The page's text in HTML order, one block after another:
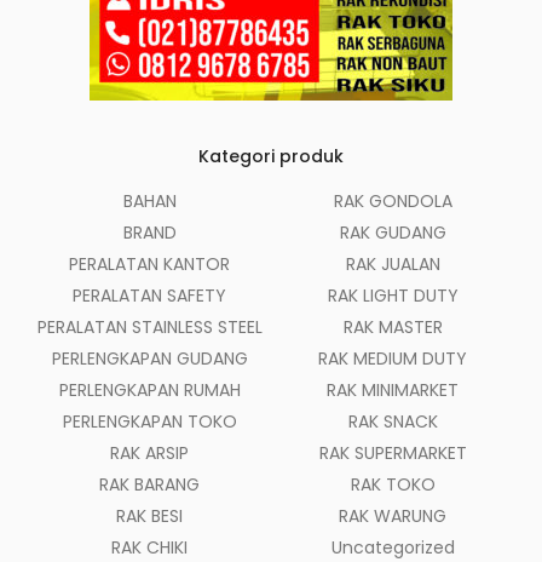
Kategori produk
BAHAN
BRAND
PERALATAN KANTOR
PERALATAN SAFETY
PERALATAN STAINLESS STEEL
PERLENGKAPAN GUDANG
PERLENGKAPAN RUMAH
PERLENGKAPAN TOKO
RAK ARSIP
RAK BARANG
RAK BESI
RAK CHIKI
RAK GONDOLA
RAK GUDANG
RAK JUALAN
RAK LIGHT DUTY
RAK MASTER
RAK MEDIUM DUTY
RAK MINIMARKET
RAK SNACK
RAK SUPERMARKET
RAK TOKO
RAK WARUNG
Uncategorized